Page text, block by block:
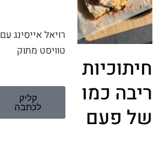
חיתוכיות
ריבה כמו
של פעם
רויאל אייסינג עם
טוויסט מתוק
קליק
לכתבה